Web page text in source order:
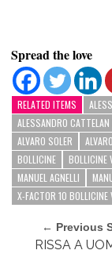
Spread the love
RELATED ITEMS
ALESSANDRO
ALVARO SOLER
BOLLICINE
BOLLICINE
MANUEL AGNELLI
X-FACTOR 10 BOLLICINE
← Previous
RISSA A